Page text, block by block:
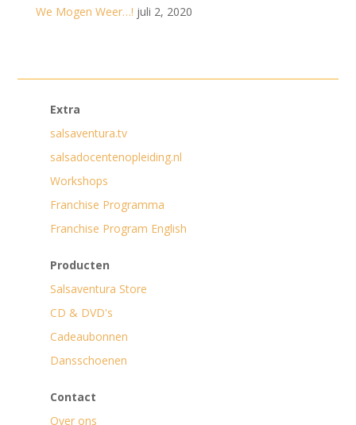
We Mogen Weer…! juli 2, 2020
Extra
salsaventura.tv
salsadocentenopleiding.nl
Workshops
Franchise Programma
Franchise Program English
Producten
Salsaventura Store
CD & DVD's
Cadeaubonnen
Dansschoenen
Contact
Over ons